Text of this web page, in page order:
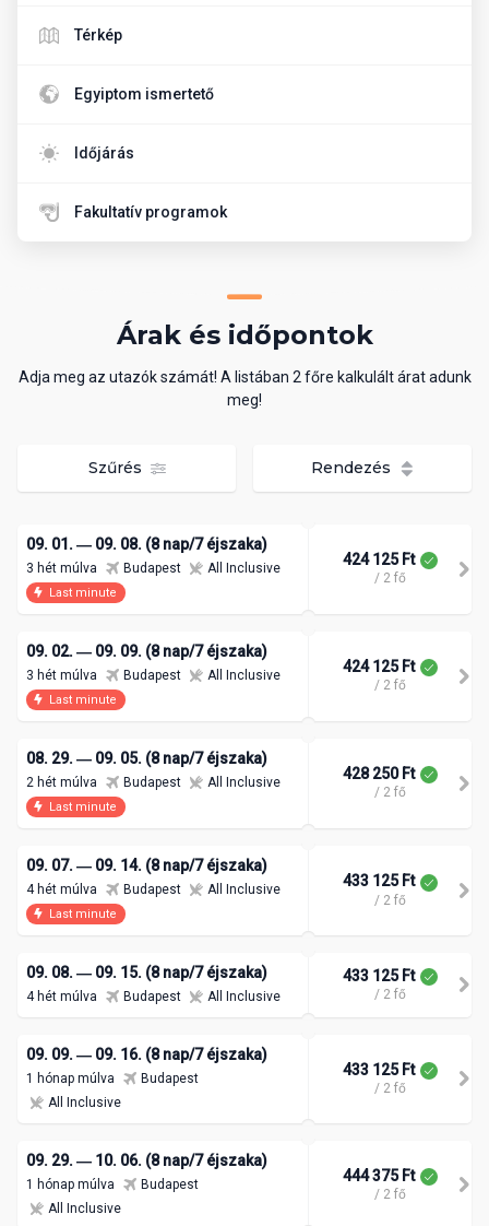
Térkép
Egyiptom ismertető
Időjárás
Fakultatív programok
Árak és időpontok
Adja meg az utazók számát! A listában 2 főre kalkulált árat adunk
meg!
Szűrés Rendezés
09. 01. ― 09. 08. (8 nap/7 éjszaka)
3 hét múlva Budapest All Inclusive
Last minute
424 125 Ft
/ 2 fő
09. 02. ― 09. 09. (8 nap/7 éjszaka)
3 hét múlva Budapest All Inclusive
Last minute
424 125 Ft
/ 2 fő
08. 29. ― 09. 05. (8 nap/7 éjszaka)
2 hét múlva Budapest All Inclusive
Last minute
428 250 Ft
/ 2 fő
09. 07. ― 09. 14. (8 nap/7 éjszaka)
4 hét múlva Budapest All Inclusive
Last minute
433 125 Ft
/ 2 fő
09. 08. ― 09. 15. (8 nap/7 éjszaka)
4 hét múlva Budapest All Inclusive
433 125 Ft
/ 2 fő
09. 09. ― 09. 16. (8 nap/7 éjszaka)
1 hónap múlva
Budapest
All Inclusive
433 125 Ft
/ 2 fő
09. 29. ― 10. 06. (8 nap/7 éjszaka)
1 hónap múlva
Budapest
All Inclusive
444 375 Ft
/ 2 fő